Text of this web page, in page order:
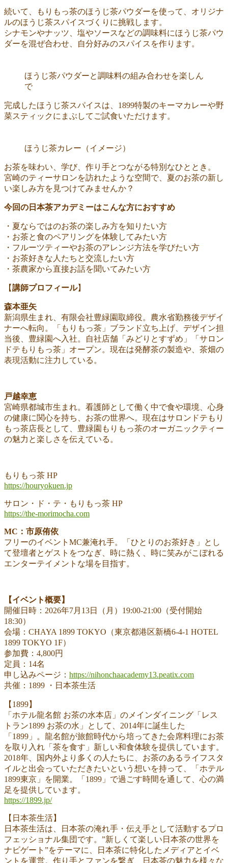
続いて、もりもっ茶のほうじ茶パウダーを使って、オリジナ
ルのほうじ茶スパイスづくりに挑戦します。
シナモンやナッツ、塩やソースなどの調味料にほうじ茶パウ
ダーを混ぜ合わせ、自分好みのスパイスを作ります。
ほうじ茶パウダーと調味料の組み合わせを楽しん
で
完成したほうじ茶スパイスは、1899特製のキーマカレーや野
菜スティックにまぶしてご試食いただけます。
ほうじ茶カレー（イメージ）
お茶を味わい、学び、作り手とつながる特別なひととき。
宮崎のティーサロンを訪れたような空間で、夏のお茶の新し
い楽しみ方を見つけてみませんか？
今回の日本茶アカデミーはこんな方におすすめ
・夏ならではのお茶の楽しみ方を知りたい方
・お茶と食のペアリングを体験してみたい方
・フルーツティーやお茶のアレンジ方法を学びたい方
・お茶好きな人たちと交流したい方
・茶農家から直接お話を聞いてみたい方
【講師プロフィール】
森本亜矢
新潟県生まれ、有限会社豊緑園取締役。農水省勤務後デザイ
ナーへ転向。「もりもっ茶」ブランド立ち上げ、デザイン担
当後、豊緑園へ入社。自社店舗「みどりとすずめ」「サロン
ドテもりもっ茶」オープン。現在は発酵茶の製造や、茶畑の
表現活動に注力している。
戸越幸恵
宮崎県都城市生まれ。看護師として働く中で食や環境、心身
の健康に関心を持ち、お茶の世界へ。現在はサロンドテもり
もっ茶店長として、豊緑園もりもっ茶のオーガニックティー
の魅力と楽しさを伝えている。
もりもっ茶 HP
https://houryokuen.jp
サロン・ド・テ・もりもっ茶 HP
https://the-morimocha.com
MC：市原侑依
フリーのイベントMC兼淹れ手。「ひとりのお茶好き」とし
て登壇者とゲストをつなぎ、時に熱く、時に笑みがこぼれる
エンターテイメントな場を目指す。
【イベント概要】
開催日時：2026年7月13日（月）19:00-21:00（受付開始
18:30）
会場：CHAYA 1899 TOKYO（東京都港区新橋6-4-1 HOTEL
1899 TOKYO 1F）
参加費：4,800円
定員：14名
申し込みページ： https://nihonchaacademy13.peatix.com
共催：1899 ・日本茶生活
【1899】
「ホテル龍名館 お茶の水本店」のメインダイニング「レス
トラン1899 お茶の水」として、2014年に誕生した
「1899」。龍名館が旅館時代から培ってきた会席料理にお茶
を取り入れ「茶を食す」新しい和食体験を提供しています。
2018年、国内外より多くの人たちに、お茶のあるライフスタ
イルと出会っていただきたいという想いを持って、「ホテル
1899東京」を開業。「1899」で過ごす時間を通して、心の満
足を提供しています。
https://1899.jp/
【日本茶生活】
日本茶生活は、日本茶の淹れ手・伝え手として活動するプロ
フェッショナル集団です。”新しくて楽しい日本茶の世界を
ナビゲート”をテーマに、日本茶に特化したメディアとイベ
ントを運営。作り手とファンを繋ぎ、日本茶の魅力を様々な